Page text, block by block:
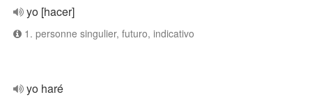
yo [hacer]
1. personne singulier, futuro, indicativo
yo haré